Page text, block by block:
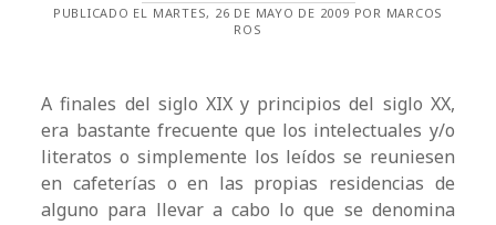
PUBLICADO EL MARTES, 26 DE MAYO DE 2009 POR MARCOS
ROS
A finales del siglo XIX y principios del siglo XX,
era bastante frecuente que los intelectuales y/o
literatos o simplemente los leídos se reuniesen
en cafeterías o en las propias residencias de
alguno para llevar a cabo lo que se denomina